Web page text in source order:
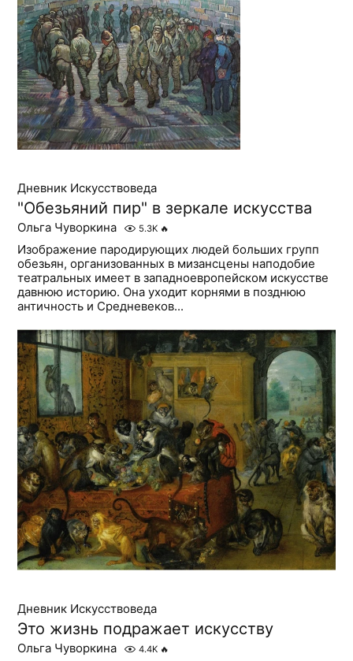
Дневник Искусствоведа
"Обезьяний пир" в зеркале искусства
Ольга Чуворкина 5.3K 🔥
Изображение пародирующих людей больших групп
обезьян, организованных в мизансцены наподобие
театральных имеет в западноевропейском искусстве
давнюю историю. Она уходит корнями в позднюю
античность и Средневеков...
Дневник Искусствоведа
Это жизнь подражает искусству
Ольга Чуворкина 4.4K 🔥